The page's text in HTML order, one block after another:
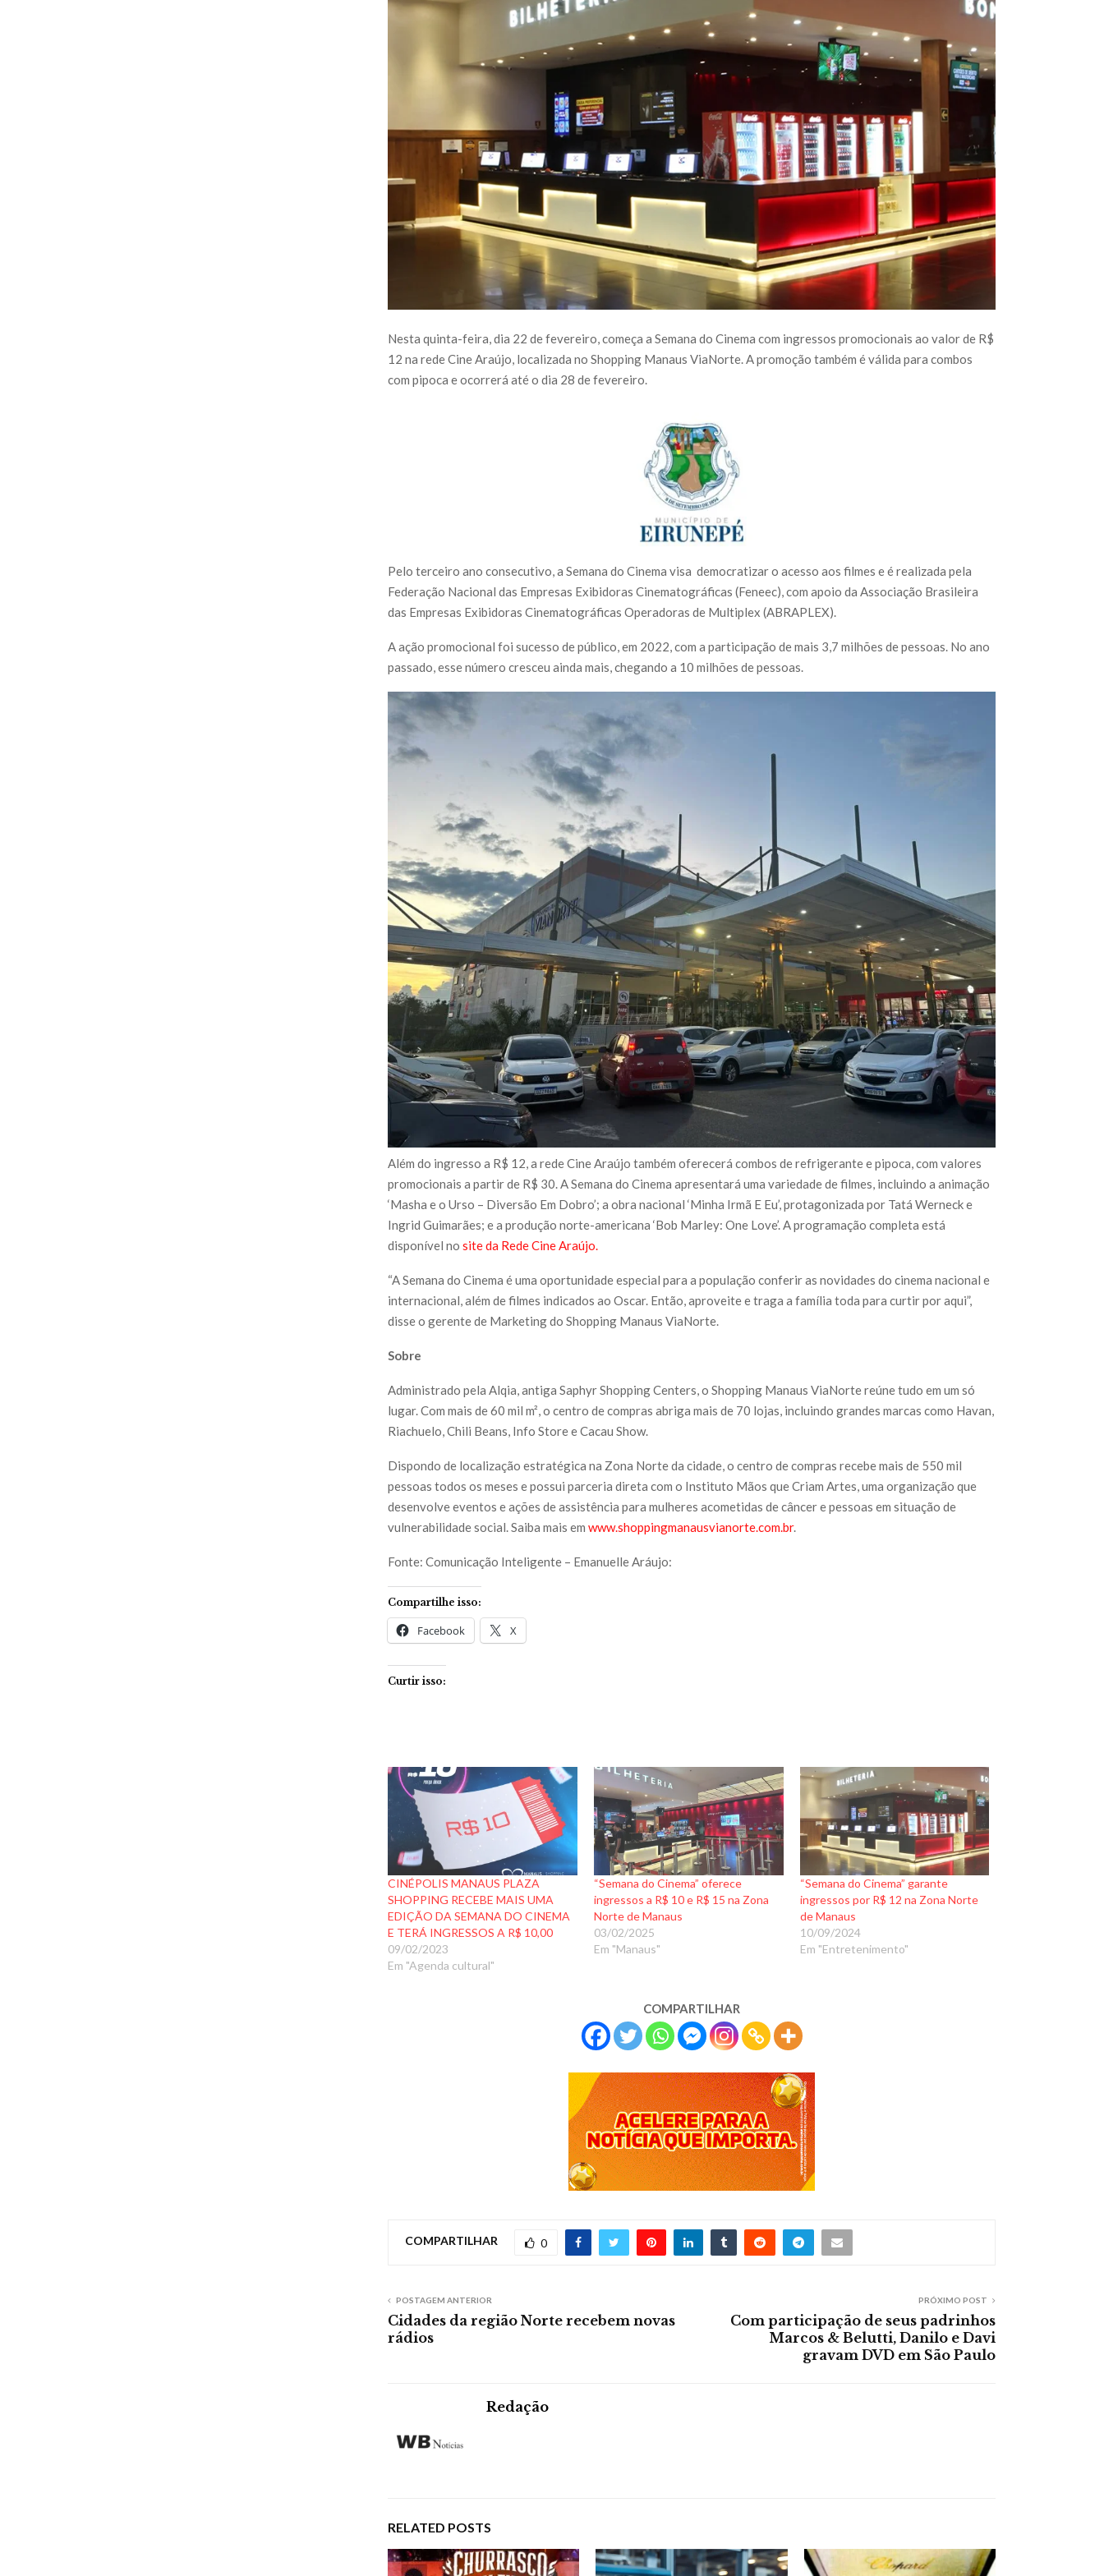
Nesta quinta-feira, dia 22 de fevereiro, começa a Semana do Cinema com ingressos promocionais ao valor de R$
12 na rede Cine Araújo, localizada no Shopping Manaus ViaNorte. A promoção também é válida para combos
com pipoca e ocorrerá até o dia 28 de fevereiro.
Pelo terceiro ano consecutivo, a Semana do Cinema visa democratizar o acesso aos filmes e é realizada pela
Federação Nacional das Empresas Exibidoras Cinematográficas (Feneec), com apoio da Associação Brasileira
das Empresas Exibidoras Cinematográficas Operadoras de Multiplex (ABRAPLEX).
A ação promocional foi sucesso de público, em 2022, com a participação de mais 3,7 milhões de pessoas. No ano
passado, esse número cresceu ainda mais, chegando a 10 milhões de pessoas.
Além do ingresso a R$ 12, a rede Cine Araújo também oferecerá combos de refrigerante e pipoca, com valores
promocionais a partir de R$ 30. A Semana do Cinema apresentará uma variedade de filmes, incluindo a animação
‘Masha e o Urso – Diversão Em Dobro’; a obra nacional ‘Minha Irmã E Eu’, protagonizada por Tatá Werneck e
Ingrid Guimarães; e a produção norte-americana ‘Bob Marley: One Love’. A programação completa está
disponível no site da Rede Cine Araújo.
“A Semana do Cinema é uma oportunidade especial para a população conferir as novidades do cinema nacional e
internacional, além de filmes indicados ao Oscar. Então, aproveite e traga a família toda para curtir por aqui”,
disse o gerente de Marketing do Shopping Manaus ViaNorte.
Sobre
Administrado pela Alqia, antiga Saphyr Shopping Centers, o Shopping Manaus ViaNorte reúne tudo em um só
lugar. Com mais de 60 mil m², o centro de compras abriga mais de 70 lojas, incluindo grandes marcas como Havan,
Riachuelo, Chili Beans, Info Store e Cacau Show.
Dispondo de localização estratégica na Zona Norte da cidade, o centro de compras recebe mais de 550 mil
pessoas todos os meses e possui parceria direta com o Instituto Mãos que Criam Artes, uma organização que
desenvolve eventos e ações de assistência para mulheres acometidas de câncer e pessoas em situação de
vulnerabilidade social. Saiba mais em www.shoppingmanausvianorte.com.br.
Fonte: Comunicação Inteligente – Emanuelle Aráujo:
Compartilhe isso:
Facebook X
Curtir isso:
CINÉPOLIS MANAUS PLAZA
SHOPPING RECEBE MAIS UMA
EDIÇÃO DA SEMANA DO CINEMA
E TERÁ INGRESSOS A R$ 10,00
09/02/2023
Em "Agenda cultural"
“Semana do Cinema” oferece
ingressos a R$ 10 e R$ 15 na Zona
Norte de Manaus
03/02/2025
Em "Manaus"
“Semana do Cinema” garante
ingressos por R$ 12 na Zona Norte
de Manaus
10/09/2024
Em "Entretenimento"
COMPARTILHAR
COMPARTILHAR 0
POSTAGEM ANTERIOR
Cidades da região Norte recebem novas
rádios
PRÓXIMO POST
Com participação de seus padrinhos
Marcos & Belutti, Danilo e Davi
gravam DVD em São Paulo
Redação
RELATED POSTS